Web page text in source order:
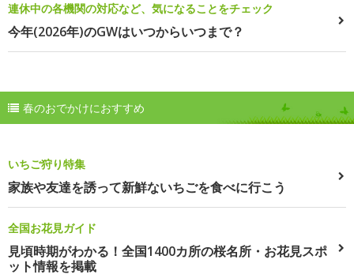
連休中の各機関の対応など、気になることをチェック
今年(2026年)のGWはいつからいつまで？
春のおでかけにおすすめ
いちご狩り特集
家族や友達を誘って新鮮ないちごを食べに行こう
全国お花見ガイド
見頃時期がわかる！全国1400カ所の桜名所・お花見スポ
ット情報を掲載